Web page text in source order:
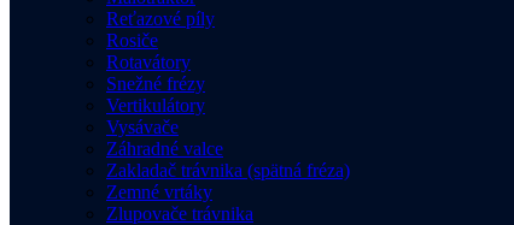
Reťazové píly
Rosiče
Rotavátory
Snežné frézy
Vertikulátory
Vysávače
Záhradné valce
Zakladač trávnika (spätná fréza)
Zemné vrtáky
Zlupovače trávnika